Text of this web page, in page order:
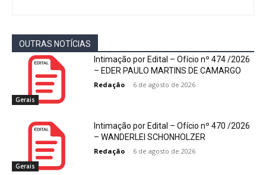
OUTRAS NOTÍCIAS
Gerais
Intimação por Edital – Ofício nº 474 /2026
– EDER PAULO MARTINS DE CAMARGO
Redação - 6 de agosto de 2026
Gerais
Intimação por Edital – Ofício nº 470 /2026
– WANDERLEI SCHONHOLZER
Redação - 6 de agosto de 2026